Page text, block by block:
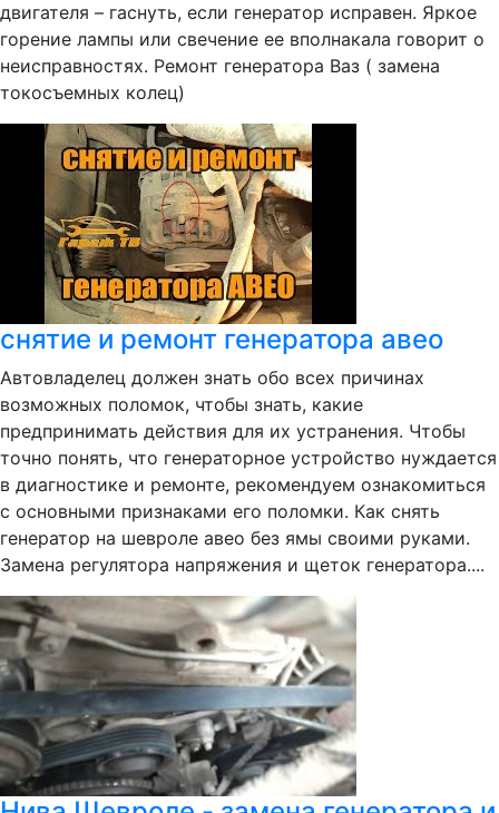
двигателя – гаснуть, если генератор исправен. Яркое
горение лампы или свечение ее вполнакала говорит о
неисправностях. Ремонт генератора Ваз ( замена
токосъемных колец)
снятие и ремонт генератора авео
Автовладелец должен знать обо всех причинах
возможных поломок, чтобы знать, какие
предпринимать действия для их устранения. Чтобы
точно понять, что генераторное устройство нуждается
в диагностике и ремонте, рекомендуем ознакомиться
с основными признаками его поломки. Как снять
генератор на шевроле авео без ямы своими руками.
Замена регулятора напряжения и щеток генератора....